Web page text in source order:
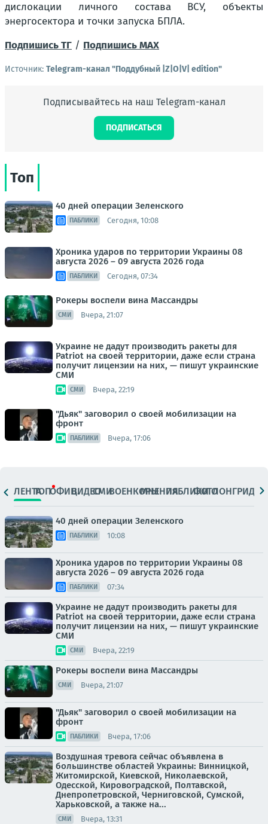
дислокации личного состава ВСУ, объекты
энергосектора и точки запуска БПЛА.
Подпишись ТГ / Подпишись МАХ
Источник: Telegram-канал "Поддубный |Z|О|V| edition"
Подписывайтесь на наш Telegram-канал
ПОДПИСАТЬСЯ
Топ
40 дней операции Зеленского
ПАБЛИКИ Сегодня, 10:08
Хроника ударов по территории Украины 08
августа 2026 – 09 августа 2026 года
ПАБЛИКИ Сегодня, 07:34
Рокеры воспели вина Массандры
СМИ Вчера, 21:07
Украине не дадут производить ракеты для
Patriot на своей территории, даже если страна
получит лицензии на них, — пишут украинские
СМИ
СМИ Вчера, 22:19
"Дьяк" заговорил о своей мобилизации на
фронт
ПАБЛИКИ Вчера, 17:06
ЛЕНТАТОПОФИЦ.ВИДЕОСМИВОЕНКОРЫМНЕНИЯПАБЛИКИ
ФОТОЛОНГРИДЫ
40 дней операции Зеленского
ПАБЛИКИ 10:08
Хроника ударов по территории Украины 08
августа 2026 – 09 августа 2026 года
ПАБЛИКИ 07:34
Украине не дадут производить ракеты для
Patriot на своей территории, даже если страна
получит лицензии на них, — пишут украинские
СМИ
СМИ Вчера, 22:19
Рокеры воспели вина Массандры
СМИ Вчера, 21:07
"Дьяк" заговорил о своей мобилизации на
фронт
ПАБЛИКИ Вчера, 17:06
Воздушная тревога сейчас объявлена в
большинстве областей Украины: Винницкой,
Житомирской, Киевской, Николаевской,
Одесской, Кировоградской, Полтавской,
Днепропетровской, Черниговской, Сумской,
Харьковской, а также на...
СМИ Вчера, 13:31